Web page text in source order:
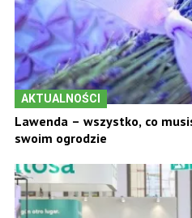
AKTUALNOŚCI
Lawenda – wszystko, co
swoim ogrodzie